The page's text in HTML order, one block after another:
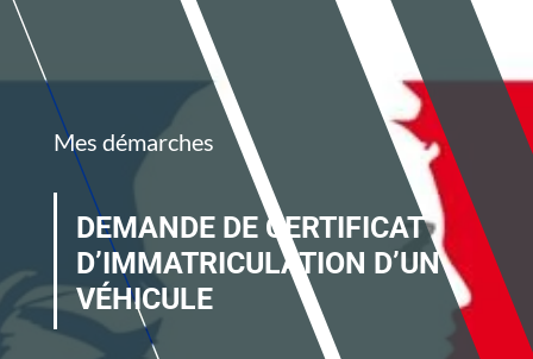
Mes démarches
DEMANDE DE CERTIFICAT
D’IMMATRICULATION D’UN
VÉHICULE